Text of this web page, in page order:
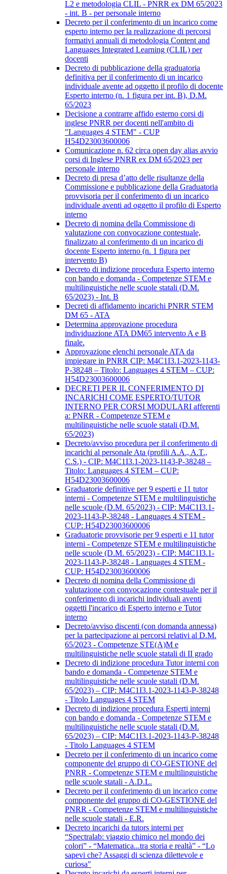
L2 e metodologia CLIL - PNRR ex DM 65/2023
- int. B - per personale interno
Decreto per il conferimento di un incarico come
esperto interno per la realizzazione di percorsi
formativi annuali di metodologia Content and
Languages Integrated Learning (CLIL) per
docenti
Decreto di pubblicazione della graduatoria
definitiva per il conferimento di un incarico
individuale avente ad oggetto il profilo di docente
Esperto interno (n. 1 figura per int. B), D.M.
65/2023
Decisione a contrarre affido esterno corsi di
inglese PNRR per docenti nell'ambito di
"Languages 4 STEM" - CUP
H54D23003600006
Comunicazione n. 62 circa open day alias avvio
corsi di Inglese PNRR ex DM 65/2023 per
personale interno
Decreto di presa d’atto delle risultanze della
Commissione e pubblicazione della Graduatoria
provvisoria per il conferimento di un incarico
individuale aventi ad oggetto il profilo di Esperto
interno
Decreto di nomina della Commissione di
valutazione con convocazione contestuale,
finalizzato al conferimento di un incarico di
docente Esperto interno (n. 1 figura per
intervento B)
Decreto di indizione procedura Esperto interno
con bando e domanda - Competenze STEM e
multilinguistiche nelle scuole statali (D.M.
65/2023) - Int. B
Decreti di affidamento incarichi PNRR STEM
DM 65 - ATA
Determina approvazione procedura
individuazione ATA DM65 intervento A e B
finale.
Approvazione elenchi personale ATA da
impiegare in PNRR CIP: M4C1I3.1-2023-1143-
P-38248 – Titolo: Languages 4 STEM – CUP:
H54D23003600006
DECRETI PER IL CONFERIMENTO DI
INCARICHI COME ESPERTO/TUTOR
INTERNO PER CORSI MODULARI afferenti
a: PNRR - Competenze STEM e
multilinguistiche nelle scuole statali (D.M.
65/2023)
Decreto/avviso procedura per il conferimento di
incarichi al personale Ata (profili A.A., A.T.,
C.S.) - CIP: M4C1I3.1-2023-1143-P-38248 –
Titolo: Languages 4 STEM – CUP:
H54D23003600006
Graduatorie definitive per 9 esperti e 11 tutor
interni - Competenze STEM e multilinguistiche
nelle scuole (D.M. 65/2023) - CIP: M4C1I3.1-
2023-1143-P-38248 - Languages 4 STEM -
CUP: H54D23003600006
Graduatorie provvisorie per 9 esperti e 11 tutor
interni - Competenze STEM e multilinguistiche
nelle scuole (D.M. 65/2023) - CIP: M4C1I3.1-
2023-1143-P-38248 - Languages 4 STEM -
CUP: H54D23003600006
Decreto di nomina della Commissione di
valutazione con convocazione contestuale per il
conferimento di incarichi individuali aventi
oggetti l'incarico di Esperto interno e Tutor
interno
Decreto/avviso discenti (con domanda annessa)
per la partecipazione ai percorsi relativi al D.M.
65/2023 - Competenze STE(A)M e
multilinguistiche nelle scuole statali di II grado
Decreto di indizione procedura Tutor interni con
bando e domanda - Competenze STEM e
multilinguistiche nelle scuole statali (D.M.
65/2023) – CIP: M4C1I3.1-2023-1143-P-38248
- Titolo Languages 4 STEM
Decreto di indizione procedura Esperti interni
con bando e domanda - Competenze STEM e
multilinguistiche nelle scuole statali (D.M.
65/2023) – CIP: M4C1I3.1-2023-1143-P-38248
- Titolo Languages 4 STEM
Decreto per il conferimento di un incarico come
componente del gruppo di CO-GESTIONE del
PNRR - Competenze STEM e multilinguistiche
nelle scuole statali - A.D.L.
Decreto per il conferimento di un incarico come
componente del gruppo di CO-GESTIONE del
PNRR - Competenze STEM e multilinguistiche
nelle scuole statali - E.R.
Decreto incarichi da tutors interni per
“Spectralab: viaggio chimico nel mondo dei
colori” - “Matematica...tra storia e realtà” - “Lo
sapevi che? Assaggi di scienza dilettevole e
curiosa"